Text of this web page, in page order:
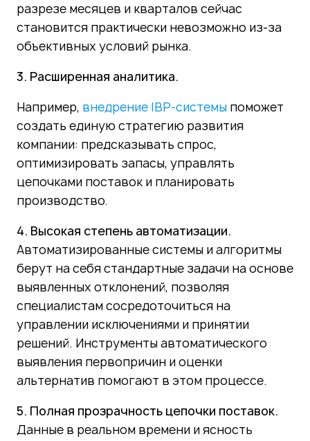
разрезе месяцев и кварталов сейчас
становится практически невозможно из-за
объективных условий рынка.
3. Расширенная аналитика.
Например, внедрение IBP-системы поможет
создать единую стратегию развития
компании: предсказывать спрос,
оптимизировать запасы, управлять
цепочками поставок и планировать
производство.
4. Высокая степень автоматизации.
Автоматизированные системы и алгоритмы
берут на себя стандартные задачи на основе
выявленных отклонений, позволяя
специалистам сосредоточиться на
управлении исключениями и принятии
решений. Инструменты автоматического
выявления первопричин и оценки
альтернатив помогают в этом процессе.
5. Полная прозрачность цепочки поставок.
Данные в реальном времени и ясность